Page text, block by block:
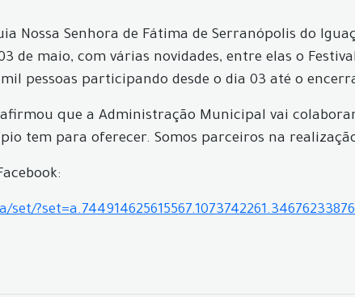
Nossa Senhora de Fátima de Serranópolis do
de maio, com várias novidades, entre elas o
pessoas participando desde o dia 03 até o
que a Administração Municipal vai
tem para oferecer. Somos parceiros na